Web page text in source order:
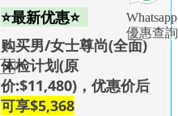
Whatsapp
優惠查詢
⭐最新优惠⭐
购买男/女士尊尚(全面)
体检计划(原
价:$11,480)，优惠价后
可享$5,368